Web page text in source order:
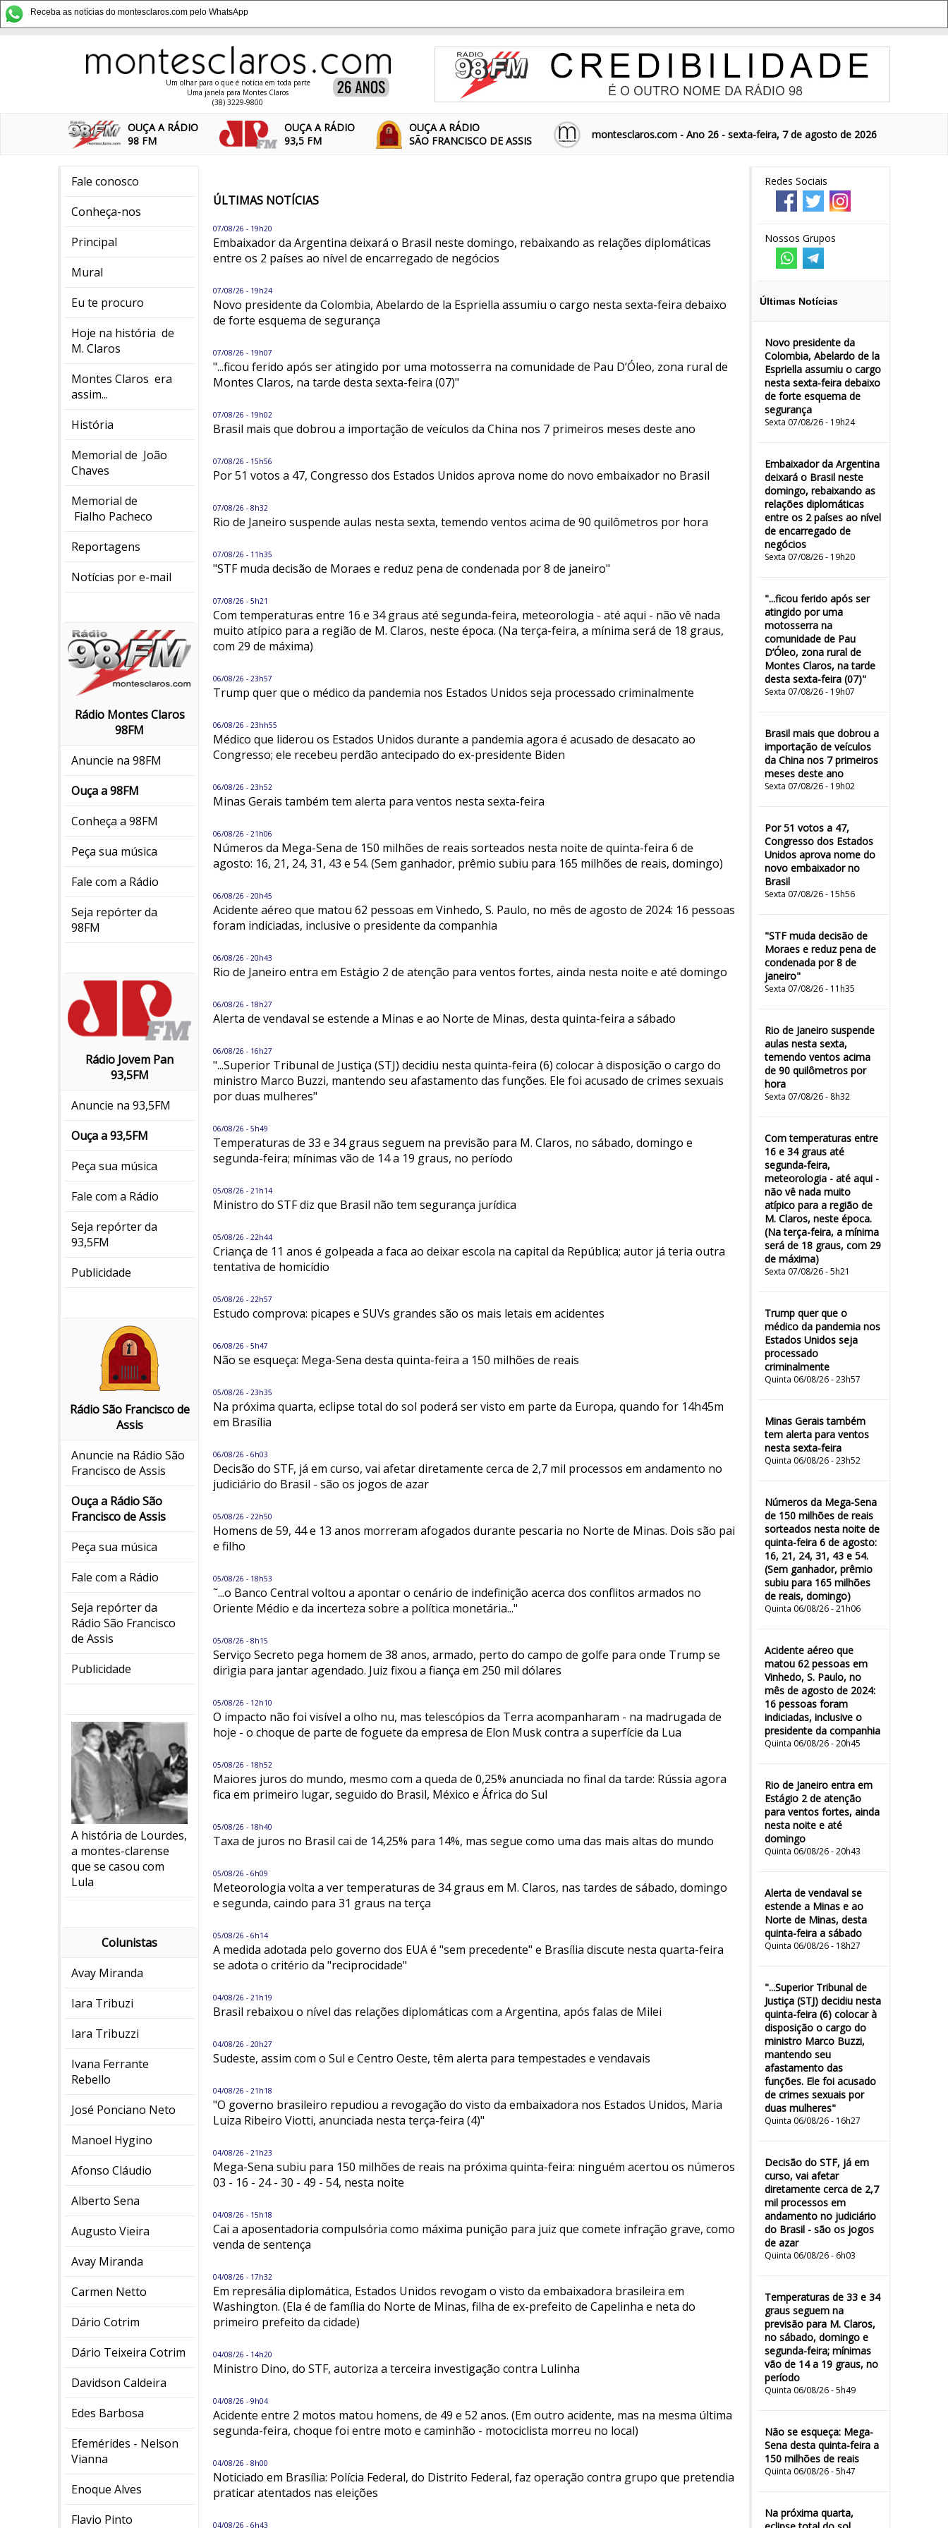
Receba as notícias do montesclaros.com pelo WhatsApp
Um olhar para o que é notícia em toda parte
Uma janela para Montes Claros
(38) 3229-9800
OUÇA A RÁDIO
98 FM
OUÇA A RÁDIO
93,5 FM
OUÇA A RÁDIO
SÃO FRANCISCO DE ASSIS
montesclaros.com - Ano 26 - sexta-feira, 7 de agosto de 2026
Fale conosco
Conheça-nos
Principal
Mural
Eu te procuro
Hoje na história de
M. Claros
Montes Claros era
assim...
História
Memorial de João
Chaves
Memorial de
Fialho Pacheco
Reportagens
Notícias por e-mail
Rádio Montes Claros
98FM
Anuncie na 98FM
Ouça a 98FM
Conheça a 98FM
Peça sua música
Fale com a Rádio
Seja repórter da
98FM
Rádio Jovem Pan
93,5FM
Anuncie na 93,5FM
Ouça a 93,5FM
Peça sua música
Fale com a Rádio
Seja repórter da
93,5FM
Publicidade
Rádio São Francisco de
Assis
Anuncie na Rádio São
Francisco de Assis
Ouça a Rádio São
Francisco de Assis
Peça sua música
Fale com a Rádio
Seja repórter da
Rádio São Francisco
de Assis
Publicidade
A história de Lourdes,
a montes-clarense
que se casou com
Lula
Colunistas
Avay Miranda
Iara Tribuzi
Iara Tribuzzi
Ivana Ferrante
Rebello
José Ponciano Neto
Manoel Hygino
Afonso Cláudio
Alberto Sena
Augusto Vieira
Avay Miranda
Carmen Netto
Dário Cotrim
Dário Teixeira Cotrim
Davidson Caldeira
Edes Barbosa
Efemérides - Nelson
Vianna
Enoque Alves
Flavio Pinto
Redes Sociais
Nossos Grupos
Últimas Notícias
Novo presidente da
Colombia, Abelardo de la
Espriella assumiu o cargo
nesta sexta-feira debaixo
de forte esquema de
segurança
Sexta 07/08/26 - 19h24
Embaixador da Argentina
deixará o Brasil neste
domingo, rebaixando as
relações diplomáticas
entre os 2 países ao nível
de encarregado de
negócios
Sexta 07/08/26 - 19h20
"...ficou ferido após ser
atingido por uma
motosserra na
comunidade de Pau
D’Óleo, zona rural de
Montes Claros, na tarde
desta sexta-feira (07)"
Sexta 07/08/26 - 19h07
Brasil mais que dobrou a
importação de veículos
da China nos 7 primeiros
meses deste ano
Sexta 07/08/26 - 19h02
Por 51 votos a 47,
Congresso dos Estados
Unidos aprova nome do
novo embaixador no
Brasil
Sexta 07/08/26 - 15h56
"STF muda decisão de
Moraes e reduz pena de
condenada por 8 de
janeiro"
Sexta 07/08/26 - 11h35
Rio de Janeiro suspende
aulas nesta sexta,
temendo ventos acima
de 90 quilômetros por
hora
Sexta 07/08/26 - 8h32
Com temperaturas entre
16 e 34 graus até
segunda-feira,
meteorologia - até aqui -
não vê nada muito
atípico para a região de
M. Claros, neste época.
(Na terça-feira, a mínima
será de 18 graus, com 29
de máxima)
Sexta 07/08/26 - 5h21
Trump quer que o
médico da pandemia nos
Estados Unidos seja
processado
criminalmente
Quinta 06/08/26 - 23h57
Minas Gerais também
tem alerta para ventos
nesta sexta-feira
Quinta 06/08/26 - 23h52
Números da Mega-Sena
de 150 milhões de reais
sorteados nesta noite de
quinta-feira 6 de agosto:
16, 21, 24, 31, 43 e 54.
(Sem ganhador, prêmio
subiu para 165 milhões
de reais, domingo)
Quinta 06/08/26 - 21h06
Acidente aéreo que
matou 62 pessoas em
Vinhedo, S. Paulo, no
mês de agosto de 2024:
16 pessoas foram
indiciadas, inclusive o
presidente da companhia
Quinta 06/08/26 - 20h45
Rio de Janeiro entra em
Estágio 2 de atenção
para ventos fortes, ainda
nesta noite e até
domingo
Quinta 06/08/26 - 20h43
Alerta de vendaval se
estende a Minas e ao
Norte de Minas, desta
quinta-feira a sábado
Quinta 06/08/26 - 18h27
"...Superior Tribunal de
Justiça (STJ) decidiu nesta
quinta-feira (6) colocar à
disposição o cargo do
ministro Marco Buzzi,
mantendo seu
afastamento das
funções. Ele foi acusado
de crimes sexuais por
duas mulheres"
Quinta 06/08/26 - 16h27
Decisão do STF, já em
curso, vai afetar
diretamente cerca de 2,7
mil processos em
andamento no judiciário
do Brasil - são os jogos
de azar
Quinta 06/08/26 - 6h03
Temperaturas de 33 e 34
graus seguem na
previsão para M. Claros,
no sábado, domingo e
segunda-feira; mínimas
vão de 14 a 19 graus, no
período
Quinta 06/08/26 - 5h49
Não se esqueça: Mega-
Sena desta quinta-feira a
150 milhões de reais
Quinta 06/08/26 - 5h47
Na próxima quarta,
ÚLTIMAS NOTÍCIAS
07/08/26 - 19h20
Embaixador da Argentina deixará o Brasil neste domingo, rebaixando as relações diplomáticas
entre os 2 países ao nível de encarregado de negócios
07/08/26 - 19h24
Novo presidente da Colombia, Abelardo de la Espriella assumiu o cargo nesta sexta-feira debaixo
de forte esquema de segurança
07/08/26 - 19h07
"...ficou ferido após ser atingido por uma motosserra na comunidade de Pau D’Óleo, zona rural de
Montes Claros, na tarde desta sexta-feira (07)"
07/08/26 - 19h02
Brasil mais que dobrou a importação de veículos da China nos 7 primeiros meses deste ano
07/08/26 - 15h56
Por 51 votos a 47, Congresso dos Estados Unidos aprova nome do novo embaixador no Brasil
07/08/26 - 8h32
Rio de Janeiro suspende aulas nesta sexta, temendo ventos acima de 90 quilômetros por hora
07/08/26 - 11h35
"STF muda decisão de Moraes e reduz pena de condenada por 8 de janeiro"
07/08/26 - 5h21
Com temperaturas entre 16 e 34 graus até segunda-feira, meteorologia - até aqui - não vê nada
muito atípico para a região de M. Claros, neste época. (Na terça-feira, a mínima será de 18 graus,
com 29 de máxima)
06/08/26 - 23h57
Trump quer que o médico da pandemia nos Estados Unidos seja processado criminalmente
06/08/26 - 23hh55
Médico que liderou os Estados Unidos durante a pandemia agora é acusado de desacato ao
Congresso; ele recebeu perdão antecipado do ex-presidente Biden
06/08/26 - 23h52
Minas Gerais também tem alerta para ventos nesta sexta-feira
06/08/26 - 21h06
Números da Mega-Sena de 150 milhões de reais sorteados nesta noite de quinta-feira 6 de
agosto: 16, 21, 24, 31, 43 e 54. (Sem ganhador, prêmio subiu para 165 milhões de reais, domingo)
06/08/26 - 20h45
Acidente aéreo que matou 62 pessoas em Vinhedo, S. Paulo, no mês de agosto de 2024: 16 pessoas
foram indiciadas, inclusive o presidente da companhia
06/08/26 - 20h43
Rio de Janeiro entra em Estágio 2 de atenção para ventos fortes, ainda nesta noite e até domingo
06/08/26 - 18h27
Alerta de vendaval se estende a Minas e ao Norte de Minas, desta quinta-feira a sábado
06/08/26 - 16h27
"...Superior Tribunal de Justiça (STJ) decidiu nesta quinta-feira (6) colocar à disposição o cargo do
ministro Marco Buzzi, mantendo seu afastamento das funções. Ele foi acusado de crimes sexuais
por duas mulheres"
06/08/26 - 5h49
Temperaturas de 33 e 34 graus seguem na previsão para M. Claros, no sábado, domingo e
segunda-feira; mínimas vão de 14 a 19 graus, no período
05/08/26 - 21h14
Ministro do STF diz que Brasil não tem segurança jurídica
05/08/26 - 22h44
Criança de 11 anos é golpeada a faca ao deixar escola na capital da República; autor já teria outra
tentativa de homicídio
05/08/26 - 22h57
Estudo comprova: picapes e SUVs grandes são os mais letais em acidentes
06/08/26 - 5h47
Não se esqueça: Mega-Sena desta quinta-feira a 150 milhões de reais
05/08/26 - 23h35
Na próxima quarta, eclipse total do sol poderá ser visto em parte da Europa, quando for 14h45m
em Brasília
06/08/26 - 6h03
Decisão do STF, já em curso, vai afetar diretamente cerca de 2,7 mil processos em andamento no
judiciário do Brasil - são os jogos de azar
05/08/26 - 22h50
Homens de 59, 44 e 13 anos morreram afogados durante pescaria no Norte de Minas. Dois são pai
e filho
05/08/26 - 18h53
˜...o Banco Central voltou a apontar o cenário de indefinição acerca dos conflitos armados no
Oriente Médio e da incerteza sobre a política monetária..."
05/08/26 - 8h15
Serviço Secreto pega homem de 38 anos, armado, perto do campo de golfe para onde Trump se
dirigia para jantar agendado. Juiz fixou a fiança em 250 mil dólares
05/08/26 - 12h10
O impacto não foi visível a olho nu, mas telescópios da Terra acompanharam - na madrugada de
hoje - o choque de parte de foguete da empresa de Elon Musk contra a superfície da Lua
05/08/26 - 18h52
Maiores juros do mundo, mesmo com a queda de 0,25% anunciada no final da tarde: Rússia agora
fica em primeiro lugar, seguido do Brasil, México e África do Sul
05/08/26 - 18h40
Taxa de juros no Brasil cai de 14,25% para 14%, mas segue como uma das mais altas do mundo
05/08/26 - 6h09
Meteorologia volta a ver temperaturas de 34 graus em M. Claros, nas tardes de sábado, domingo
e segunda, caindo para 31 graus na terça
05/08/26 - 6h14
A medida adotada pelo governo dos EUA é "sem precedente" e Brasília discute nesta quarta-feira
se adota o critério da "reciprocidade"
04/08/26 - 21h19
Brasil rebaixou o nível das relações diplomáticas com a Argentina, após falas de Milei
04/08/26 - 20h27
Sudeste, assim com o Sul e Centro Oeste, têm alerta para tempestades e vendavais
04/08/26 - 21h18
"O governo brasileiro repudiou a revogação do visto da embaixadora nos Estados Unidos, Maria
Luiza Ribeiro Viotti, anunciada nesta terça-feira (4)"
04/08/26 - 21h23
Mega-Sena subiu para 150 milhões de reais na próxima quinta-feira: ninguém acertou os números
03 - 16 - 24 - 30 - 49 - 54, nesta noite
04/08/26 - 15h18
Cai a aposentadoria compulsória como máxima punição para juiz que comete infração grave, como
venda de sentença
04/08/26 - 17h32
Em represália diplomática, Estados Unidos revogam o visto da embaixadora brasileira em
Washington. (Ela é de família do Norte de Minas, filha de ex-prefeito de Capelinha e neta do
primeiro prefeito da cidade)
04/08/26 - 14h20
Ministro Dino, do STF, autoriza a terceira investigação contra Lulinha
04/08/26 - 9h04
Acidente entre 2 motos matou homens, de 49 e 52 anos. (Em outro acidente, mas na mesma última
segunda-feira, choque foi entre moto e caminhão - motociclista morreu no local)
04/08/26 - 8h00
Noticiado em Brasília: Polícia Federal, do Distrito Federal, faz operação contra grupo que pretendia
praticar atentados nas eleições
04/08/26 - 6h43